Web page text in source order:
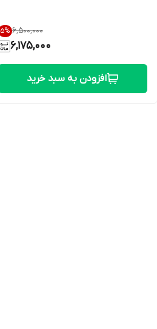
۶٬۵۰۰٬۰۰۰ 5%
6,175,000
افزودن به سبد خرید